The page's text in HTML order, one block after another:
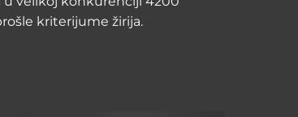
kriterijume žirija.